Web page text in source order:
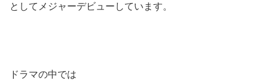
としてメジャーデビューしています。
ドラマの中では